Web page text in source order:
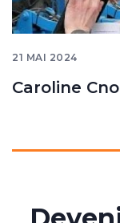
21 MAI 2024
Caroline